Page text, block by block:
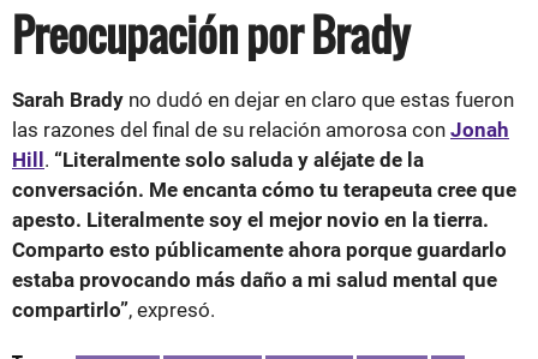
Preocupación por Brady
Sarah Brady no dudó en dejar en claro que estas fueron
las razones del final de su relación amorosa con Jonah
Hill. “Literalmente solo saluda y aléjate de la
conversación. Me encanta cómo tu terapeuta cree que
apesto. Literalmente soy el mejor novio en la tierra.
Comparto esto públicamente ahora porque guardarlo
estaba provocando más daño a mi salud mental que
compartirlo”, expresó.